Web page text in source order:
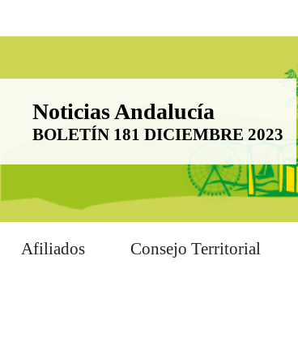
Boletín Noticias Andalucía
Noticias Andalucía
BOLETÍN 181 DICIEMBRE 2023
Afiliados Consejo Territorial